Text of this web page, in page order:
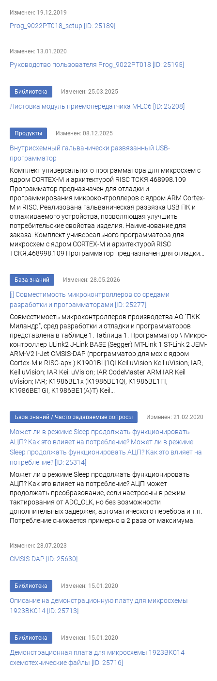
Изменен: 19.12.2019
Prog_9022PT018_setup [ID: 25189]
Изменен: 13.01.2020
Руководство пользователя Prog_9022PT018 [ID: 25195]
Библиотека Изменен: 25.03.2025
Листовка модуль приемопередатчика M-LC6 [ID: 25208]
Продукты Изменен: 08.12.2025
Внутрисхемный гальванически развязанный USB-
программатор
Комплект универсального программатора для микросхем с
ядром CORTEX-M и архитектурой RISC ТСКЯ.468998.109
Программатор предназначен для отладки и
программирования микроконтроллеров с ядром ARM Cortex-
M и RISC. Реализована гальваническая развязка USB ПК и
отлаживаемого устройства, позволяющая улучшить
потребительские свойства изделия. Наименование для
заказа: Комплект универсального программатора для
микросхем с ядром CORTEX-M и архитектурой RISC
ТСКЯ.468998.109 Программатор предназначен для отладки...
База знаний Изменен: 28.05.2026
[i] Совместимость микроконтроллеров со средами
разработки и программаторами [ID: 25277]
Совместимость микроконтроллеров производства АО "ПКК
Миландр", сред разработки и отладки и программаторов
представлена в таблице 1. Таблица 1. Программатор \ Микро-
контроллер ULink2 J-Link BASE (Segger) MT-Link 1 ST-Link 2 JEM-
ARM-V2 I-Jet CMSIS-DAP (программатор для мсх с ядром
Cortex-M и RISC-арх.) К1901ВЦ1QI Keil uVision Keil uVision; IAR;
Keil uVision; IAR Keil uVision; IAR CodeMaster ARM IAR Keil
uVision; IAR; К1986ВЕ1x (К1986ВЕ1QI, К1986ВЕ1FI,
К1986ВЕ1GI, К1986ВЕ1(A)T) Keil...
База знаний / Часто задаваемые вопросы Изменен: 21.02.2020
Может ли в режиме Sleep продолжать функционировать
АЦП? Как это влияет на потребление? Может ли в режиме
Sleep продолжать функционировать АЦП? Как это влияет на
потребление? [ID: 25314]
Может ли в режиме Sleep продолжать функционировать
АЦП? Как это влияет на потребление? АЦП может
продолжать преобразование, если настроены в режим
тактирования от ADC_CLK, но без возможности
дополнительных задержек, автоматического перебора и т.п.
Потребление снижается примерно в 2 раза от максимума.
Изменен: 28.07.2023
CMSIS-DAP [ID: 25630]
Библиотека Изменен: 15.01.2020
Описание на демонстрационную плату для микросхемы
1923ВК014 [ID: 25713]
Библиотека Изменен: 15.01.2020
Демонстрационная плата для микросхемы 1923ВК014
схемотехнические файлы [ID: 25716]